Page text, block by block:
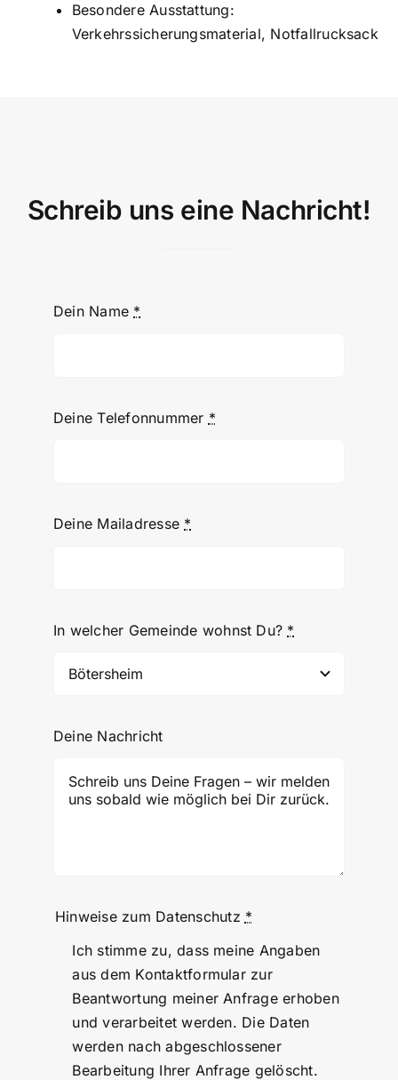
Besondere Ausstattung:
Verkehrssicherungsmaterial, Notfallrucksack
Schreib uns eine Nachricht!
Dein Name *
Deine Telefonnummer *
Deine Mailadresse *
In welcher Gemeinde wohnst Du? *
Deine Nachricht
Hinweise zum Datenschutz *
Ich stimme zu, dass meine Angaben
aus dem Kontaktformular zur
Beantwortung meiner Anfrage erhoben
und verarbeitet werden. Die Daten
werden nach abgeschlossener
Bearbeitung Ihrer Anfrage gelöscht.